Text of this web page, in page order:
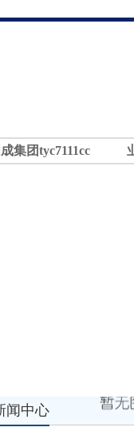
集团tyc7111cc
闻中心